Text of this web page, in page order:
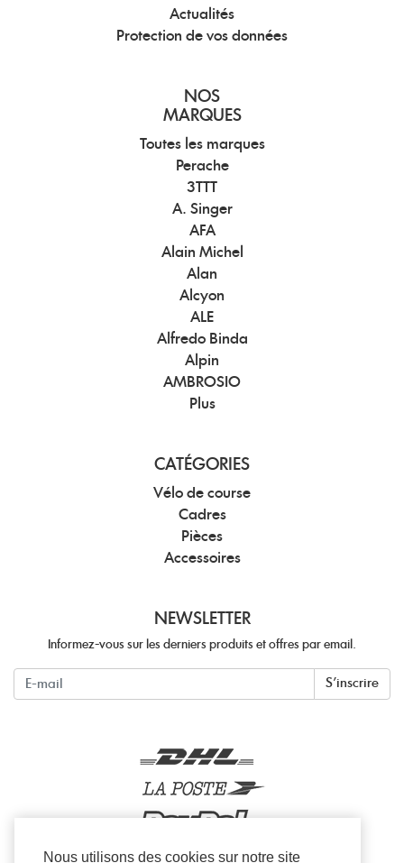
Actualités
Protection de vos données
NOS
MARQUES
Toutes les marques
Perache
3TTT
A. Singer
AFA
Alain Michel
Alan
Alcyon
ALE
Alfredo Binda
Alpin
AMBROSIO
Plus
CATÉGORIES
Vélo de course
Cadres
Pièces
Accessoires
NEWSLETTER
Informez-vous sur les derniers produits et offres par email.
S'inscrire
Nous utilisons des cookies sur notre site